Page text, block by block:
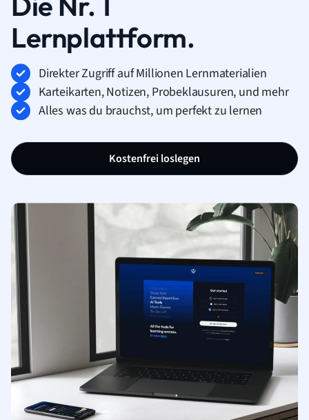
Lernplattform.
Direkter Zugriff auf Millionen Lernmaterialien
Karteikarten, Notizen, Probeklausuren, und mehr
Alles was du brauchst, um perfekt zu lernen
Kostenfrei loslegen